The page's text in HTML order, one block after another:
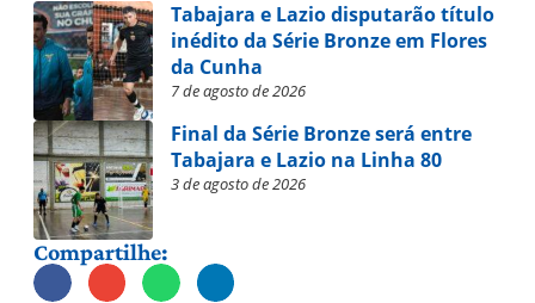
Tabajara e Lazio disputarão título
inédito da Série Bronze em Flores
da Cunha
7 de agosto de 2026
Final da Série Bronze será entre
Tabajara e Lazio na Linha 80
3 de agosto de 2026
Compartilhe: